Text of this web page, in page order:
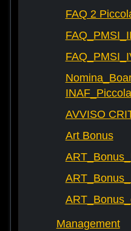
FAQ 2
AVVISO
Art Bonus
Management